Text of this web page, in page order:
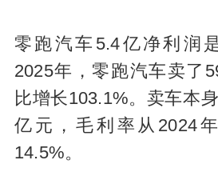
零跑汽车5.4亿净利润
2025年，零跑汽车卖了
比增长103.1%。卖车本
亿元，毛利率从2024
14.5%。